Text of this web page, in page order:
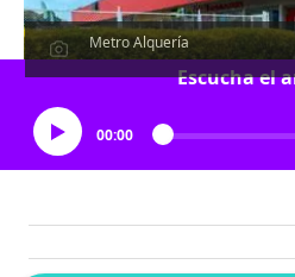
Metro Alquería
Escucha el
00:00